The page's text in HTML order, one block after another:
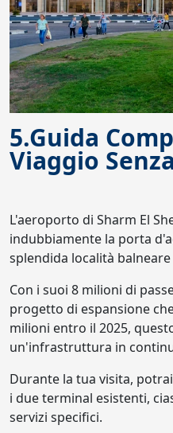
5.Guida
Viaggio
L'aeroporto di Sharm El
indubbiamente la porta
splendida località balneare
Con i suoi 8 milioni di
progetto di espansione
milioni entro il 2025,
un'infrastruttura in
Durante la tua visita,
i due terminal esistenti,
servizi specifici.